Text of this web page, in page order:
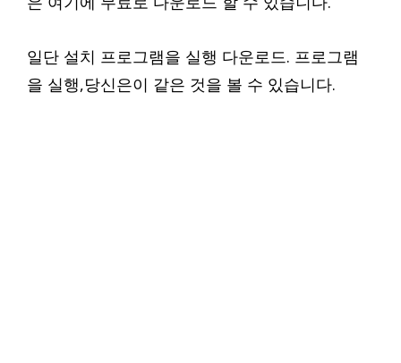
일단 설치 프로그램을 실행 다운로드. 프로그램
을 실행,당신은이 같은 것을 볼 수 있습니다.